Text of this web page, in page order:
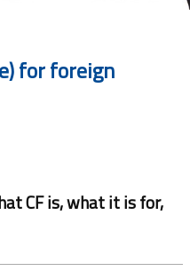
for foreign
CF is, what it is for,